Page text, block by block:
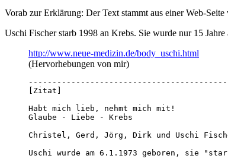
Vorab zur Erklärung: Der Text stammt aus einer Web-
Uschi Fischer starb 1998 an Krebs. Sie wurde nur 15 Jahre
http://www.neue-medizin.de/body_uschi.html
(Hervorhebungen von mir)
[Zitat]
Habt mich lieb, nehmt mich mit!
Glaube - Liebe - Krebs
Christel, Gerd, Jörg, Dirk und Uschi
Uschi wurde am 6.1.1973 geboren, sie